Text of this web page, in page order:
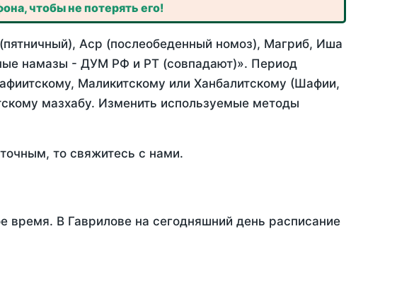
чтобы не потерять его!
Аср (послеобеденный номоз), Магриб, Иша
намазы - ДУМ РФ и РТ (совпадают)». Период
Маликитскому или Ханбалитскому (Шафии,
мазхабу. Изменить используемые методы
то свяжитесь с нами.
время. В Гаврилове на сегодняшний день расписание